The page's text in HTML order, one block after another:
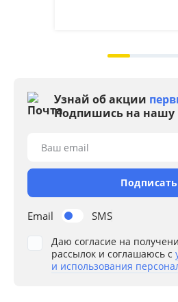
Узнай об акции
Подпишись на нашу
Email SMS
Ваш email
Даю согласие на
рассылок и соглашаюсь с
и использования